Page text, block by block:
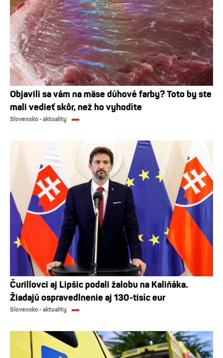
Objavili sa vám na mäse dúhové farby? Toto by ste
mali vedieť skôr, než ho vyhodíte
Slovensko - aktuality
Čurillovci aj Lipšic podali žalobu na Kaliňáka.
Žiadajú ospravedlnenie aj 130-tisíc eur
Slovensko - aktuality